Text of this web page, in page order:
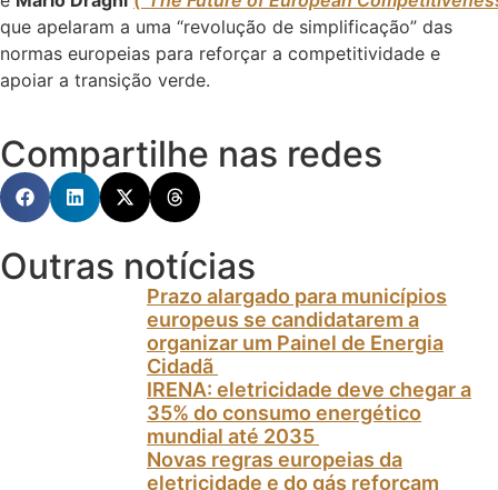
que apelaram a uma “revolução de simplificação” das
normas europeias para reforçar a competitividade e
apoiar a transição verde.
Compartilhe nas redes
Outras notícias
Prazo alargado para municípios
europeus se candidatarem a
organizar um Painel de Energia
Cidadã
IRENA: eletricidade deve chegar a
35% do consumo energético
mundial até 2035
Novas regras europeias da
eletricidade e do gás reforçam